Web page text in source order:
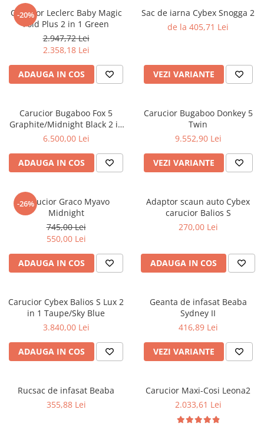
-20%
Carucior Leclerc Baby Magic
Fold Plus 2 in 1 Green
2.947,72 Lei
2.358,18 Lei
ADAUGA IN COS
Sac de iarna Cybex Snogga 2
de la 405,71 Lei
VEZI VARIANTE
Carucior Bugaboo Fox 5
Graphite/Midnight Black 2 in
1
6.500,00 Lei
ADAUGA IN COS
Carucior Bugaboo Donkey 5
Twin
9.552,90 Lei
VEZI VARIANTE
-26%
Carucior Graco Myavo
Midnight
745,00 Lei
550,00 Lei
ADAUGA IN COS
Adaptor scaun auto Cybex
carucior Balios S
270,00 Lei
ADAUGA IN COS
Carucior Cybex Balios S Lux 2
in 1 Taupe/Sky Blue
3.840,00 Lei
ADAUGA IN COS
Geanta de infasat Beaba
Sydney II
416,89 Lei
VEZI VARIANTE
Rucsac de infasat Beaba
355,88 Lei
Carucior Maxi-Cosi Leona2
2.033,61 Lei